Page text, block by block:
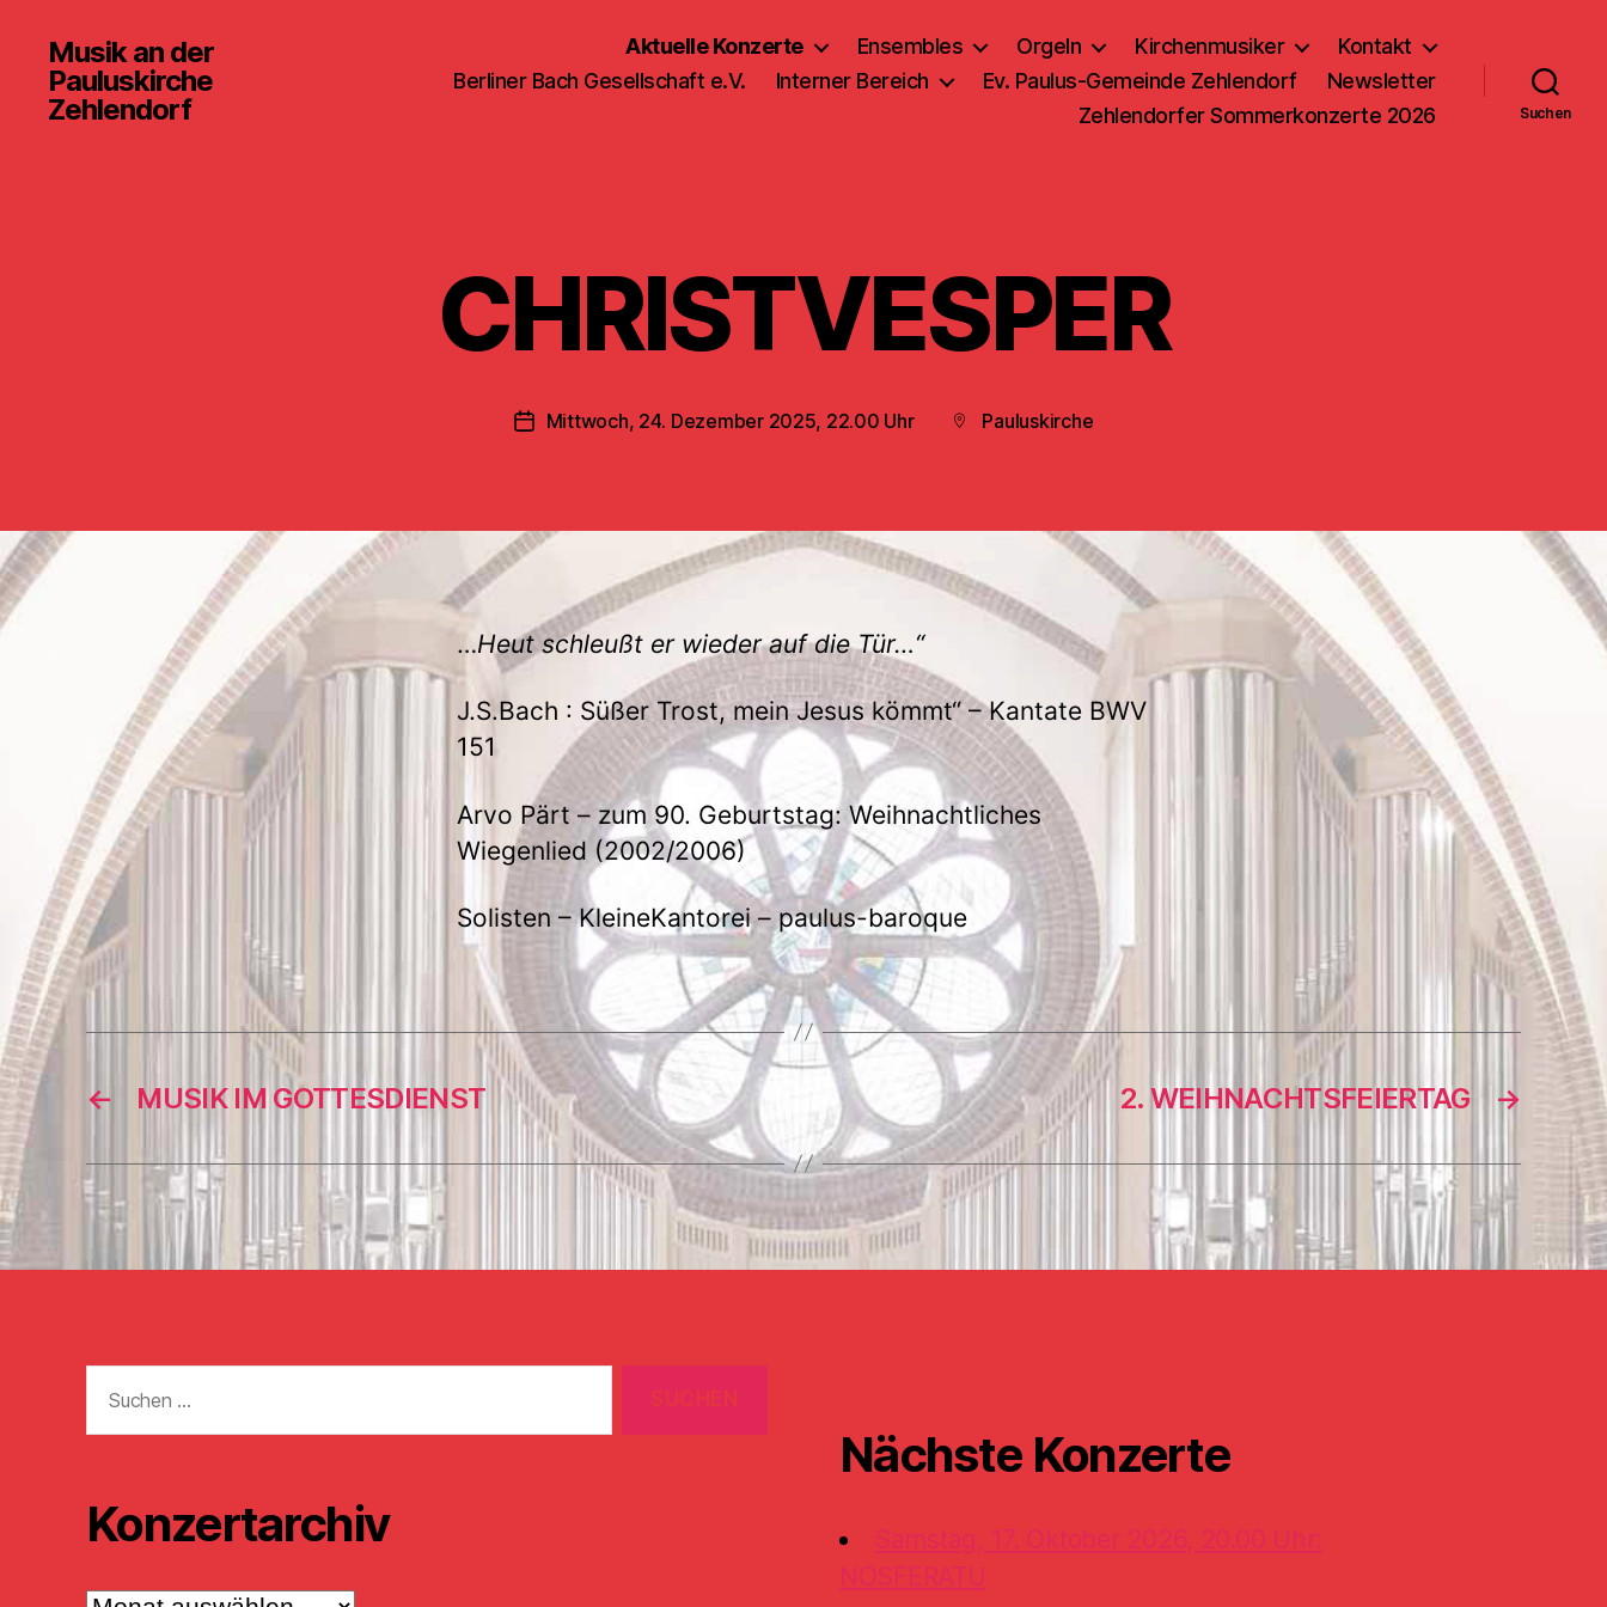
Musik an der
Pauluskirche
Zehlendorf
Aktuelle Konzerte Ensembles Orgeln Kirchenmusiker
Kontakt
Berliner Bach Gesellschaft e.V.
Interner Bereich Ev. Paulus-Gemeinde Zehlendorf
Newsletter
Zehlendorfer Sommerkonzerte 2026
Suchen
CHRISTVESPER
Veröffentlichungsdatum
Mittwoch, 24. Dezember 2025, 22.00 Uhr Beitragsort
Pauluskirche
…Heut schleußt er wieder auf die Tür…“
J.S.Bach : Süßer Trost, mein Jesus kömmt“ – Kantate BWV
151
Arvo Pärt – zum 90. Geburtstag: Weihnachtliches
Wiegenlied (2002/2006)
Solisten – KleineKantorei – paulus-baroque
← MUSIK IM GOTTESDIENST →
2. WEIHNACHTSFEIERTAG
nach:
Konzertarchiv
Konzertarchiv
Nächste Konzerte
Samstag, 17. Oktober 2026, 20.00 Uhr:
NOSFERATU